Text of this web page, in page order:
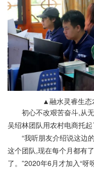
▲融水灵睿生态
初心不改艰苦奋斗,从
吴绍林团队用农村电商托起
“我听朋友介绍说这边
这个团队,现在每个月都有
了。”2020年6月才加入“呀